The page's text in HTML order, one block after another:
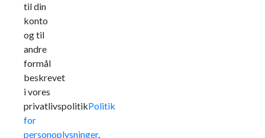
til din
konto
og til
andre
formål
beskrevet
i vores
privatlivspolitikPolitik
for
personoplysninger.